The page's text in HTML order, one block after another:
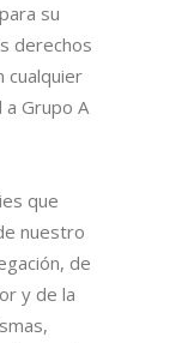
su
derechos
cualquier
Grupo A
que
nuestro
de
y de la